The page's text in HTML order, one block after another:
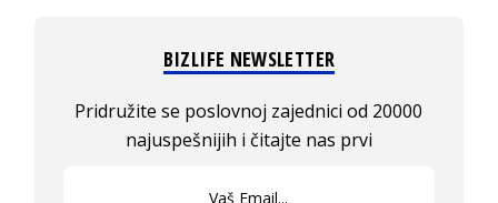
BIZLIFE NEWSLETTER
Pridružite se poslovnoj zajednici od 20000
najuspešnijih i čitajte nas prvi